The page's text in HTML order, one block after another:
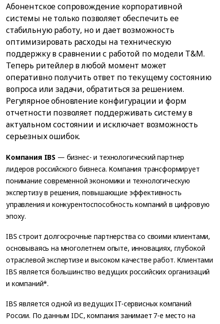
Абонентское сопровождение корпоративной
системы не только позволяет обеспечить ее
стабильную работу, но и дает возможность
оптимизировать расходы на техническую
поддержку в сравнении с работой по модели T&M.
Теперь ритейлер в любой момент может
оперативно получить ответ по текущему состоянию
вопроса или задачи, обратиться за решением.
Регулярное обновление конфигурации и форм
отчетности позволяет поддерживать систему в
актуальном состоянии и исключает возможность
серьезных ошибок.
Компания IBS — бизнес- и технологический партнер
лидеров российского бизнеса. Компания трансформирует
понимание современной экономики и технологическую
экспертизу в решения, повышающие эффективность
управления и конкурентоспособность компаний в цифровую
эпоху.
IBS строит долгосрочные партнерства со своими клиентами,
основываясь на многолетнем опыте, инновациях, глубокой
отраслевой экспертизе и высоком качестве работ. Клиентами
IBS является большинство ведущих российских организаций
и компаний*.
IBS является одной из ведущих IT-сервисных компаний
России. По данным IDC, компания занимает 7-е место на